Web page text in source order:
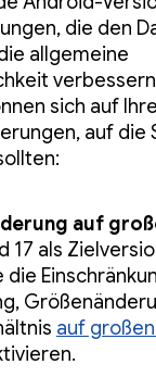
die den
allgemeine
sich auf
auf die
auf
17 als
die
auf